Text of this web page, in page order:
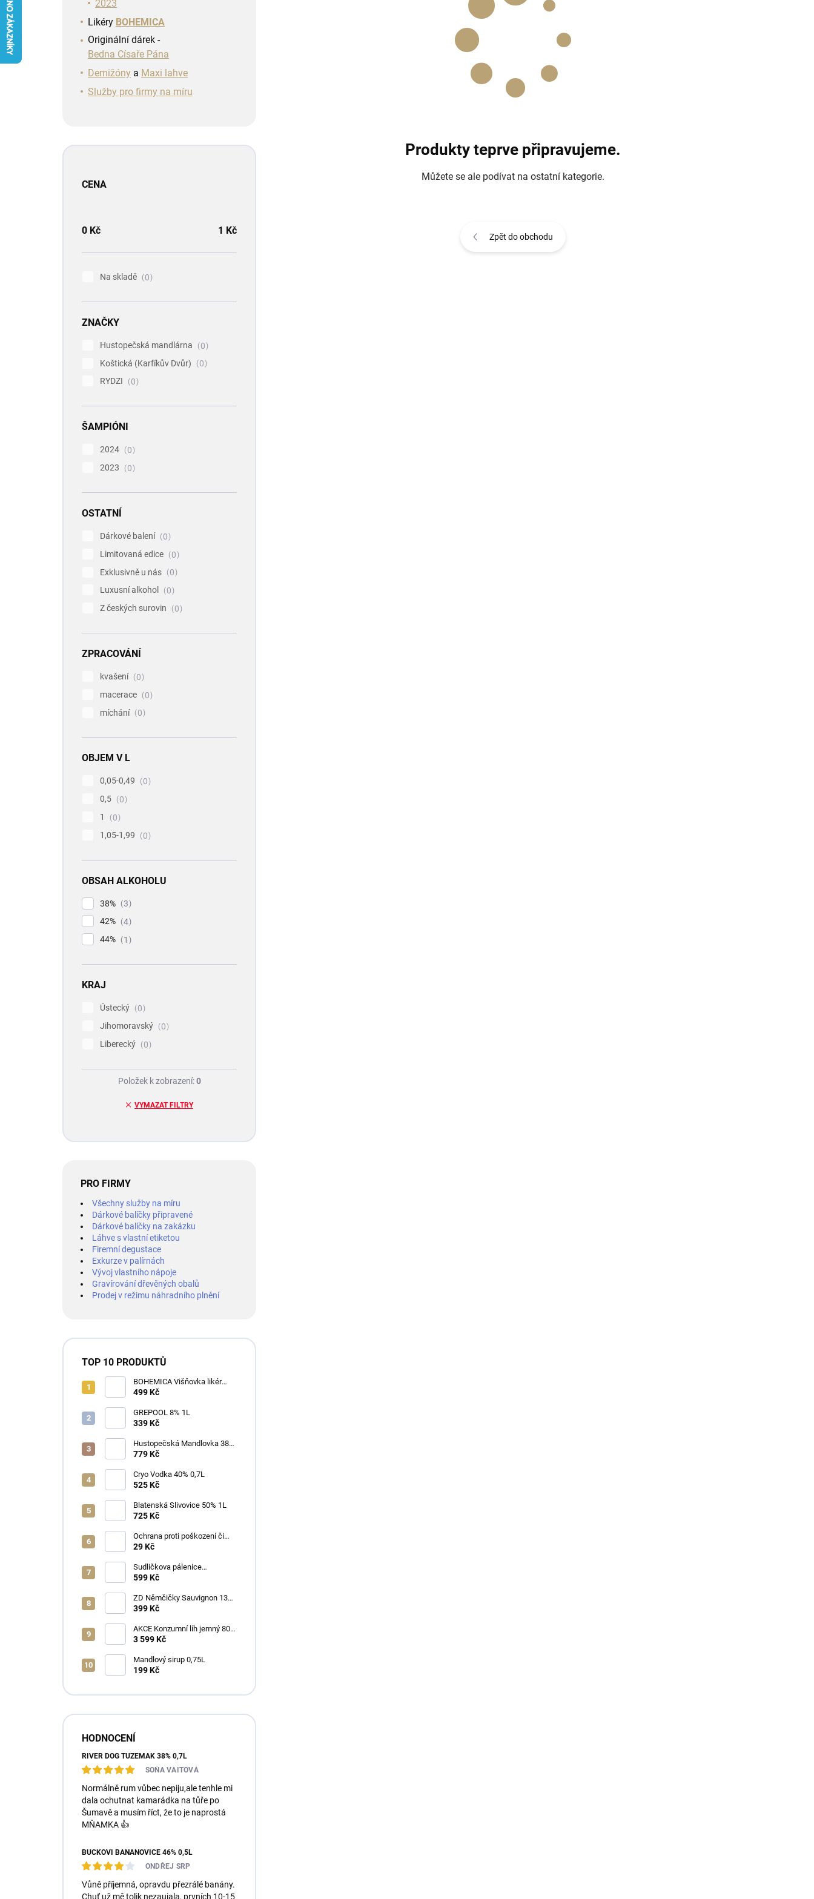
2023
Likéry BOHEMICA
Originální dárek -
Bedna Císaře Pána
Demižóny a Maxi lahve
Služby pro firmy na míru
CENA
0 Kč 1 Kč
Na skladě 0
ZNAČKY
Hustopečská mandlárna
0
Koštická (Karfíkův Dvůr)
0
RYDZI
0
ŠAMPIÓNI
2024
0
2023
0
OSTATNÍ
Dárkové balení
0
Limitovaná edice
0
Exklusivně u nás
0
Luxusní alkohol
0
Z českých surovin
0
ZPRACOVÁNÍ
kvašení
0
macerace
0
míchání
0
OBJEM V L
0,05-0,49
0
0,5
0
1
0
1,05-1,99
0
OBSAH ALKOHOLU
38%
3
42%
4
44%
1
KRAJ
Ústecký
0
Jihomoravský
0
Liberecký
0
VYMAZAT FILTRY
Položek k zobrazení:0
PRO FIRMY
Všechny služby na míru
Dárkové balíčky připravené
Dárkové balíčky na zakázku
Láhve s vlastní etiketou
Firemní degustace
Exkurze v palírnách
Vývoj vlastního nápoje
Gravírování dřevěných obalů
Prodej v režimu náhradního plnění
TOP 10 PRODUKTŮ
BOHEMICA Višňovka likér
25% 0,7L
499 Kč
GREPOOL 8% 1L
339 Kč
Hustopečská Mandlovka 38%
1L
779 Kč
Cryo Vodka 40% 0,7L
525 Kč
Blatenská Slivovice 50% 1L
725 Kč
Ochrana proti poškození či
ztrátě
29 Kč
Sudličkova pálenice
Ořechovka 30% 0,7L
599 Kč
ZD Němčičky Sauvignon 13%
2025 Bag in Box 3L - suché
399 Kč
AKCE Konzumní líh jemný 80%
min 6x1L
3 599 Kč
Mandlový sirup 0,75L
199 Kč
HODNOCENÍ
RIVER DOG TUZEMÁK 38% 0,7L
SOŇA VAITOVÁ
Normálně rum vůbec nepiju,ale tenhle mi
dala ochutnat kamarádka na tůře po
Šumavě a musím říct, že to je naprostá
MŇAMKA 👍
BUČKOVI BANÁNOVICE 46% 0,5L
ONDŘEJ SRP
Vůně příjemná, opravdu přezrálé banány.
Chuť už mě tolik nezaujala, prvních 10-15
Produkty teprve připravujeme.
Můžete se ale podívat na ostatní kategorie.
Zpět do obchodu